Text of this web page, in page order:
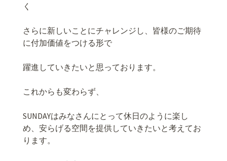
く
さらに新しいことにチャレンジし、皆様のご期待
に付加価値をつける形で
躍進していきたいと思っております。
これからも変わらず、
SUNDAYはみなさんにとって休日のように楽し
め、安らげる空間を提供していきたいと考えてお
ります。